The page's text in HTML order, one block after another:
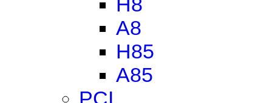
A8
H85
A85
PCI